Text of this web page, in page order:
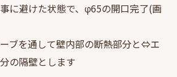
に避けた状態で、φ65の開口完了(画
ブを通して壁内部の断熱部分と⇔エ
の隔壁とします